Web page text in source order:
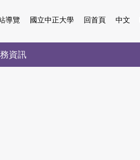
導覽 國立中正大學 回首頁 中文
資訊